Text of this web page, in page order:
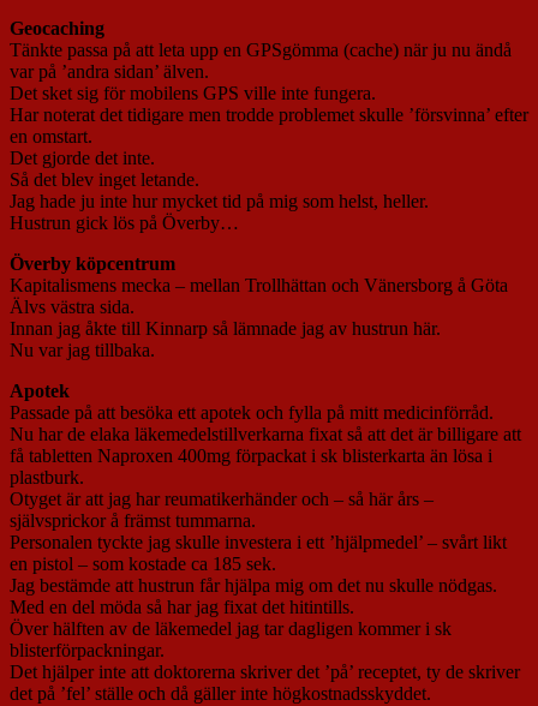
Geocaching
Tänkte passa på att leta upp en GPSgömma (cache) när ju nu ändå
var på ’andra sidan’ älven.
Det sket sig för mobilens GPS ville inte fungera.
Har noterat det tidigare men trodde problemet skulle ’försvinna’ efter
en omstart.
Det gjorde det inte.
Så det blev inget letande.
Jag hade ju inte hur mycket tid på mig som helst, heller.
Hustrun gick lös på Överby…
Överby köpcentrum
Kapitalismens mecka – mellan Trollhättan och Vänersborg å Göta
Älvs västra sida.
Innan jag åkte till Kinnarp så lämnade jag av hustrun här.
Nu var jag tillbaka.
Apotek
Passade på att besöka ett apotek och fylla på mitt medicinförråd.
Nu har de elaka läkemedelstillverkarna fixat så att det är billigare att
få tabletten Naproxen 400mg förpackat i sk blisterkarta än lösa i
plastburk.
Otyget är att jag har reumatikerhänder och – så här års –
självsprickor å främst tummarna.
Personalen tyckte jag skulle investera i ett ’hjälpmedel’ – svårt likt
en pistol – som kostade ca 185 sek.
Jag bestämde att hustrun får hjälpa mig om det nu skulle nödgas.
Med en del möda så har jag fixat det hitintills.
Över hälften av de läkemedel jag tar dagligen kommer i sk
blisterförpackningar.
Det hjälper inte att doktorerna skriver det ’på’ receptet, ty de skriver
det på ’fel’ ställe och då gäller inte högkostnadsskyddet.